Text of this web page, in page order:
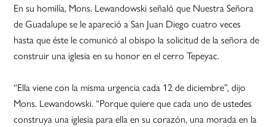
En su homilía, Mons. Lewandowski señaló que Nuestra Señora
de Guadalupe se le apareció a San Juan Diego cuatro veces
hasta que éste le comunicó al obispo la solicitud de la señora de
construir una iglesia en su honor en el cerro Tepeyac.
“Ella viene con la misma urgencia cada 12 de diciembre”, dijo
Mons. Lewandowski. “Porque quiere que cada uno de ustedes
construya una iglesia para ella en su corazón, una morada en la